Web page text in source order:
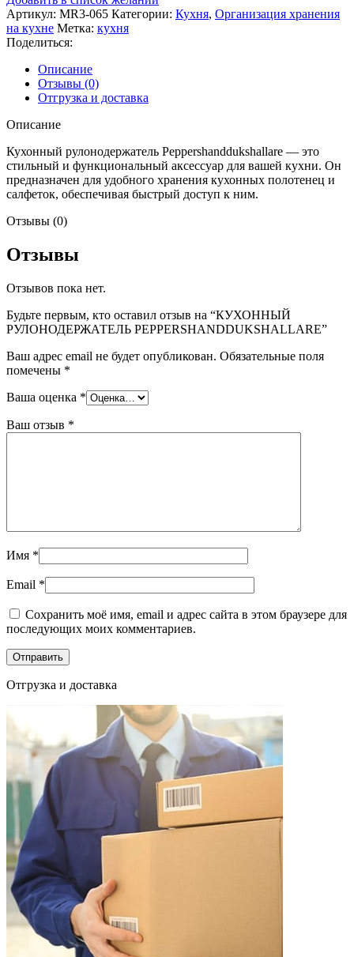
Артикул: MR3-065 Категории: Кухня, Организация хранения
на кухне Метка: кухня
Поделиться:
Описание
Отзывы (0)
Отгрузка и доставка
Описание
Кухонный рулонодержатель Peppershanddukshallare — это
стильный и функциональный аксессуар для вашей кухни. Он
предназначен для удобного хранения кухонных полотенец и
салфеток, обеспечивая быстрый доступ к ним.
Отзывы (0)
Отзывы
Отзывов пока нет.
Будьте первым, кто оставил отзыв на “КУХОННЫЙ
РУЛОНОДЕРЖАТЕЛЬ PEPPERSHANDDUKSHALLARE”
Ваш адрес email не будет опубликован. Обязательные поля
помечены *
Ваша оценка *
Ваш отзыв *
Имя *
Email *
Сохранить моё имя, email и адрес сайта в этом браузере для
последующих моих комментариев.
Отгрузка и доставка